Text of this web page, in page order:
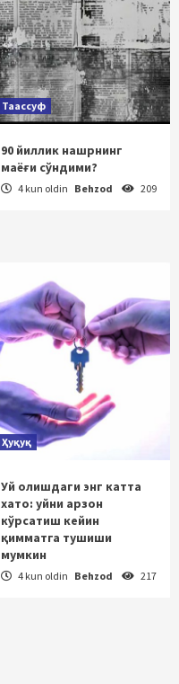
Таассуф
90 йиллик нашрнинг
маёғи сўндими?
4 kun oldin Behzod 209
Ҳуқуқ
Уй олишдаги энг катта
хато: уйни арзон
кўрсатиш кейин
қимматга тушиши
мумкин
4 kun oldin Behzod 217